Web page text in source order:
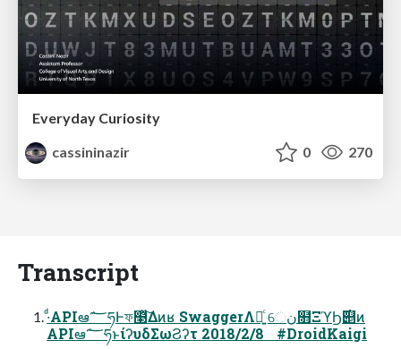
Everyday Curiosity
cassininazir
0 270
Transcript
·ͩAPIఆٛ؅ཧͰফ໣ͯ͠Δͷʁ SwaggerΛ༻͍ͨ େن໛ΞϓϦ࣌୅ͷ
APIఆٛ؅ཧͱίʔυδΣωϨʔτ 2018/2/8 #DroidKaigi